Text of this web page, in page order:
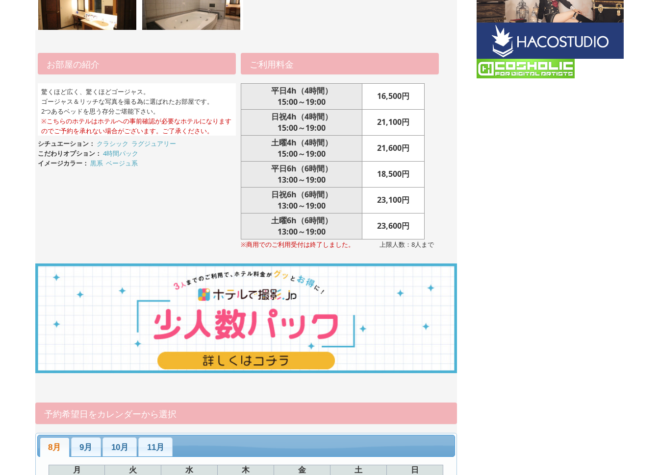
お部屋の紹介
驚くほど広く、驚くほどゴージャス。
ゴージャス＆リッチな写真を撮る為に選ばれたお部屋です。
2つあるベッドを思う存分ご堪能下さい。
※こちらのホテルはホテルへの事前確認が必要なホテルになります
のでご予約を承れない場合がございます。ご了承ください。
シチュエーション： クラシック ラグジュアリー
こだわりオプション： 4時間パック
イメージカラー： 黒系 ベージュ系
ご利用料金
平日4h（4時間）
15:00～19:00
16,500円
日祝4h（4時間）
15:00～19:00
21,100円
土曜4h（4時間）
15:00～19:00
21,600円
平日6h（6時間）
13:00～19:00
18,500円
日祝6h（6時間）
13:00～19:00
23,100円
土曜6h（6時間）
13:00～19:00
23,600円
上限人数：8人まで
※商用でのご利用受付は終了しました。
予約希望日をカレンダーから選択
8月 9月 10月 11月
月 火 水 木 金 土
日